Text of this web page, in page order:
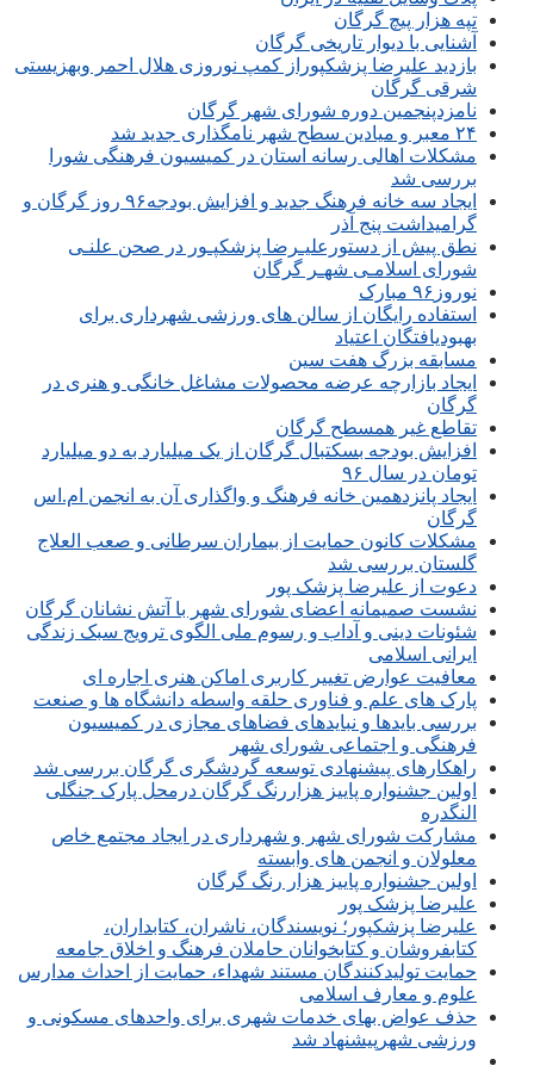
تپه هزار پیچ گرگان
آشنایی با دیوار تاریخی گرگان
بازدید علیرضا پزشکپوراز کمپ نوروزی هلال احمر وبهزیستی
شرقی گرگان
نامزدپنجمین دوره شورای شهر گرگان
۲۴ معبر و میادین سطح شهر نامگذاری جدید شد
مشکلات اهالی رسانه استان در کمیسیون فرهنگی شورا
بررسی شد
ایجاد سه خانه فرهنگ جدید و افزایش بودجه۹۶ روز گرگان و
گرامیداشت پنج آذر
نطق پیش از دستورعلیـرضا پزشکپـور در صحن علنـی
شورای اسلامـی شهـر گرگان
نوروز۹۶ مبارک
استفاده رایگان از سالن های ورزشی شهرداری برای
بهبودیافتگان اعتیاد
مسابقه بزرگ هفت سین
ایجاد بازارچه عرضه محصولات مشاغل خانگی و هنری در
گرگان
تقاطع غیر همسطح گرگان
افزایش بودجه بسکتبال گرگان از یک میلیارد به دو میلیارد
تومان در سال ۹۶
ایجاد پانزدهمین خانه فرهنگ و واگذاری آن به انجمن ام.اس
گرگان
مشکلات کانون حمایت از بیماران سرطانی و صعب العلاج
گلستان بررسی شد
دعوت از علیرضا پزشک پور
نشست صمیمانه اعضای شورای شهر با آتش نشانان گرگان
شئونات دینی و آداب و رسوم ملی الگوی ترویج سبک زندگی
ایرانی اسلامی
معافیت عوارض تغییر کاربری اماکن هنری اجاره ای
پارک های علم و فناوری حلقه واسطه دانشگاه ها و صنعت
بررسی بایدها و نبایدهای فضاهای مجازی در کمیسیون
فرهنگی و اجتماعی شورای شهر
راهکارهای پیشنهادی توسعه گردشگری گرگان بررسی شد
اولین جشنواره پاییز هزاررنگ گرگان درمحل پارک جنگلی
النگدره
مشارکت شورای شهر و شهرداری در ایجاد مجتمع خاص
معلولان و انجمن های وابسته
اولین جشنواره پاییز هزار رنگ گرگان
علیرضا پزشک پور
علیرضا پزشکپور؛ نویسندگان، ناشران، کتابداران،
کتابفروشان و کتابخوانان حاملان فرهنگ و اخلاق جامعه
حمایت تولیدکنندگان مستند شهداء، حمایت از احداث مدارس
علوم و معارف اسلامی
حذف عواض بهای خدمات شهری برای واحدهای مسکونی و
ورزشی شهرپیشنهاد شد